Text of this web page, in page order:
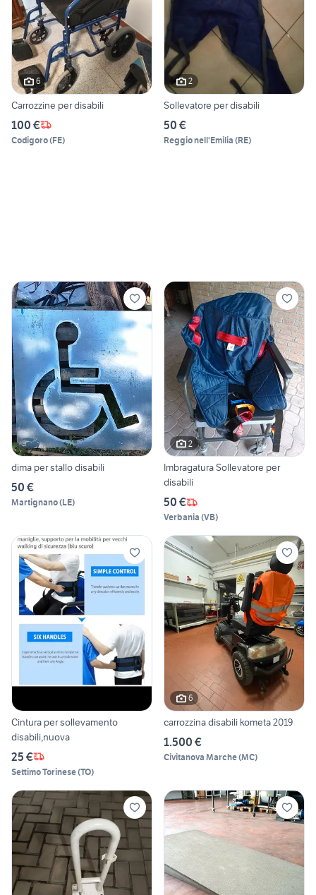
6
Carrozzine per disabili
100 €
Codigoro(FE)
2
Sollevatore per disabili
50 €
Reggio nell'Emilia (RE)
dima per stallo disabili
50 €
Martignano(LE)
2
Imbragatura Sollevatore per
disabili
50 €
Verbania (VB)
Cintura per sollevamento
disabili,nuova
25 €
Settimo Torinese(TO)
6
carrozzina disabili kometa 2019
1.500 €
Civitanova Marche(MC)